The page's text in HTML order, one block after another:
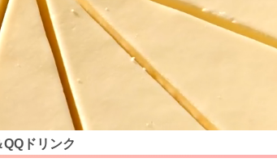
ドリンク